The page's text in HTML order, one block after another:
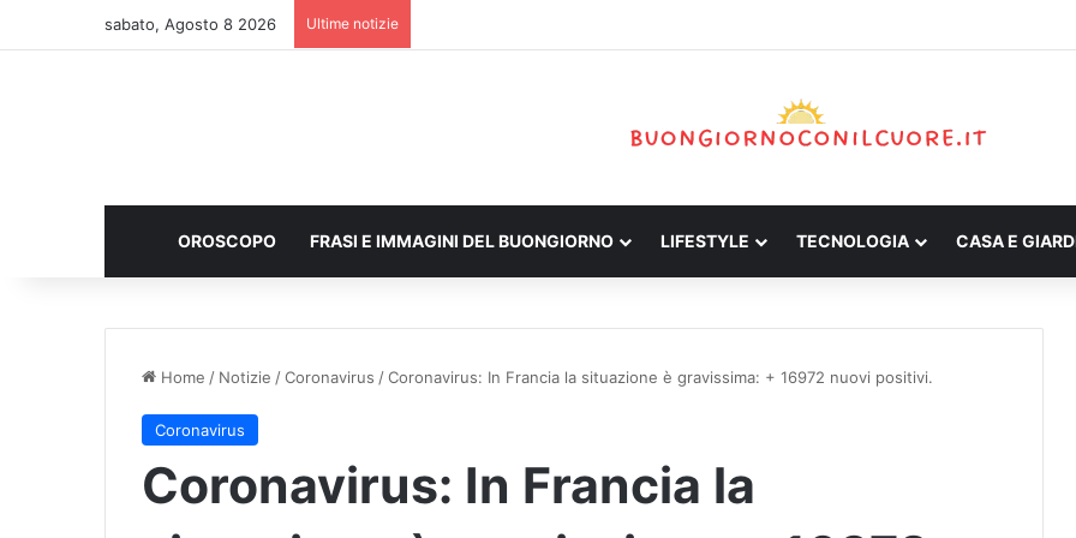
sabato, Agosto 8 2026 Ultime notizie
OROSCOPO FRASI E IMMAGINI DEL BUONGIORNO LIFESTYLE TECNOLOGIA CASA E
Home / Notizie /Coronavirus /Coronavirus: In Francia la situazione è gravissima: + 16972 nuovi positivi.
Coronavirus
Coronavirus: In Francia la